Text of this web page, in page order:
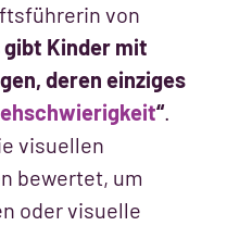
von
gibt Kinder mit
deren einziges
“.
visuellen
bewertet, um
oder visuelle